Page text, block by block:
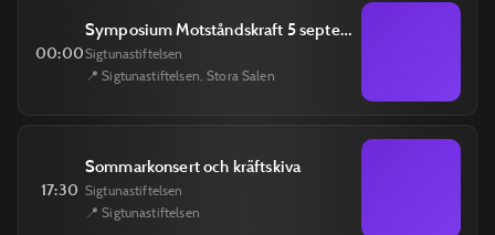
00:00
Symposium Motståndskraft 5 september
Sigtunastiftelsen
📍 Sigtunastiftelsen, Stora Salen
17:30
Sommarkonsert och kräftskiva
Sigtunastiftelsen
📍 Sigtunastiftelsen